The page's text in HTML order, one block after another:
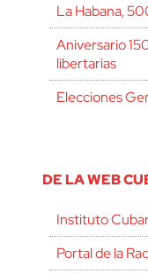
La Habana,
Aniversario
libertarias
Elecciones
DE LA WEB
Instituto
Portal de la